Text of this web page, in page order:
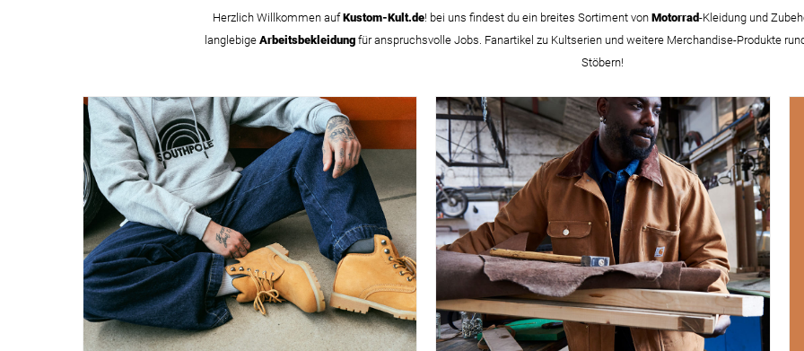
Herzlich Willkommen aufKustom-Kult.de! bei uns findest du ein breites Sortiment vonMotorrad-Kleidung und
langlebige Arbeitsbekleidungfür anspruchsvolle Jobs. Fanartikel zu Kultserien und weitere Merchandise-Produkte
Stöbern!